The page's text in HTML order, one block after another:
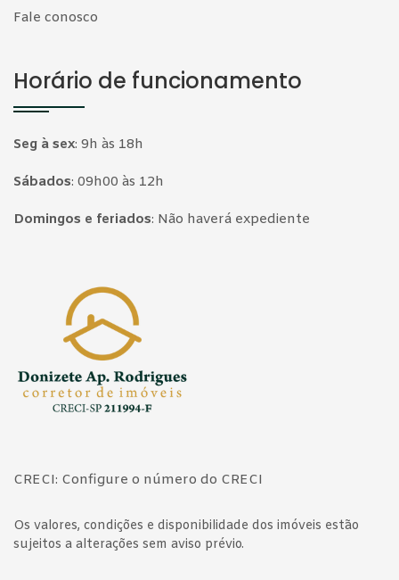
Fale conosco
Horário de funcionamento
Seg à sex: 9h às 18h
Sábados: 09h00 às 12h
Domingos e feriados: Não haverá expediente
CRECI: Configure o número do CRECI
Os valores, condições e disponibilidade dos imóveis estão
sujeitos a alterações sem aviso prévio.